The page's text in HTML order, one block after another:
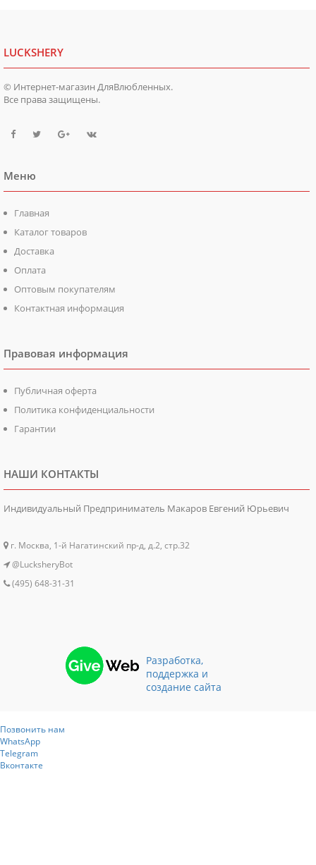
LUCKSHERY
© Интернет-магазин ДляВлюбленных.
Все права защищены.
Меню
Главная
Каталог товаров
Доставка
Оплата
Оптовым покупателям
Контактная информация
Правовая информация
Публичная оферта
Политика конфиденциальности
Гарантии
НАШИ КОНТАКТЫ
Индивидуальный Предприниматель Макаров Евгений Юрьевич
г. Москва, 1-й Нагатинский пр-д, д.2, стр.32
@LucksheryBot
(495) 648-31-31
Разработка,
поддержка и
создание сайта
Позвонить нам
WhatsApp
Telegram
Вконтакте